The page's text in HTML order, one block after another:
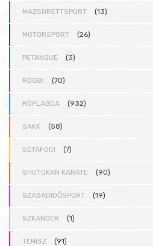
MAZSORETTSPORT (13)
MOTORSPORT (26)
PETANQUE (3)
RÖGBI (70)
RÖPLABDA (932)
SAKK (58)
SÉTAFOCI (7)
SHOTOKAN KARATE (90)
SZABADIDŐSPORT (19)
SZKANDER (1)
TENISZ (91)